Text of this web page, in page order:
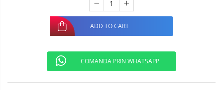
ADD TO CART
COMANDA PRIN WHATSAPP